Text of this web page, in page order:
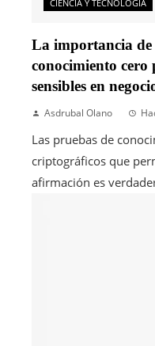
CIENCIA Y TECNOLOGÍA
La importancia de
conocimiento cero
sensibles en
Asdrubal Olano
Las pruebas de
criptográficos que
afirmación es